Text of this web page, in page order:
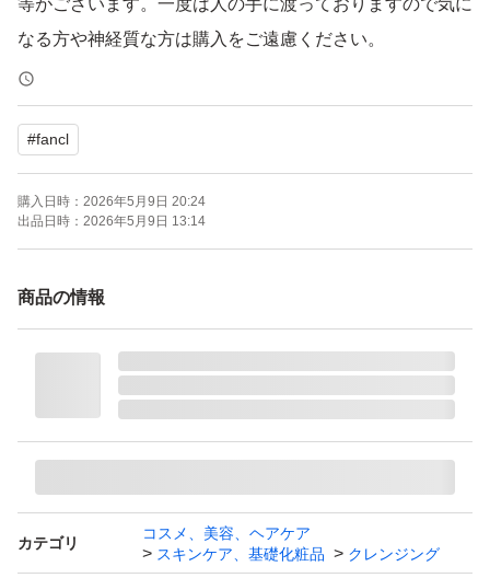
等がございます。一度は人の手に渡っておりますので気に
なる方や神経質な方は購入をご遠慮ください。
質問などが無ければ、即購入OKです。
価格の相談は不可となります。ご了承ください。
※ 購入当日または翌日に発送いたします。
#fancl
購入日時： 2026年5月9日 20:24
出品日時： 2026年5月9日 13:14
商品の情報
カテゴリ
コスメ、美容、ヘアケア
スキンケア、基礎化粧品
クレンジング